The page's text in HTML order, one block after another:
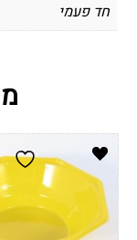
חד פעמי